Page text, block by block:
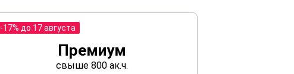
-17% до 17 августа
Премиум
свыше 800 ак.ч.